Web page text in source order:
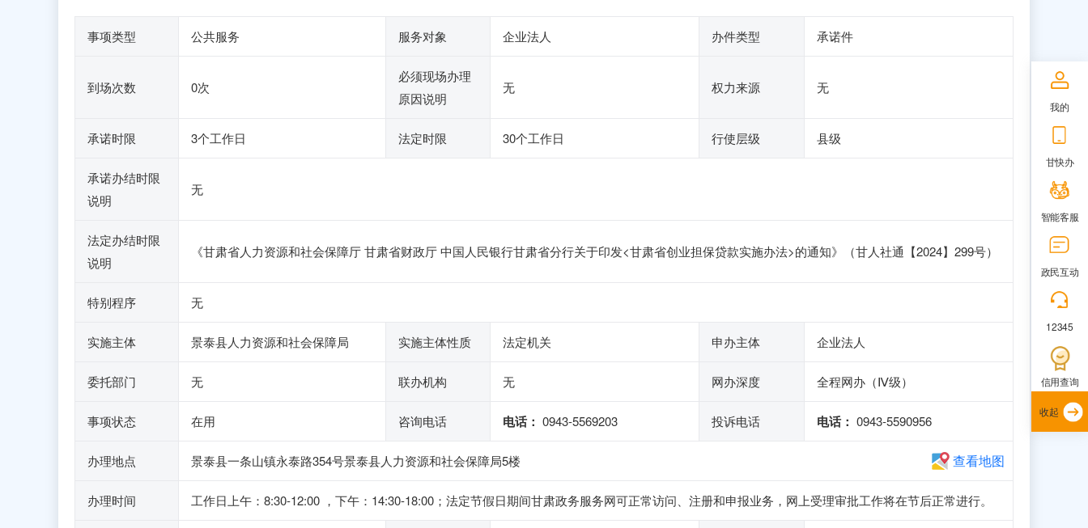
事项类型 公共服务 服务对象 企业法人 办件类型 承诺件
到场次数 0次
必须现场办理
原因说明
无 权力来源 无
承诺时限 3个工作日 法定时限 30个工作日 行使层级 县级
承诺办结时限
说明
无
法定办结时限
说明
《甘肃省人力资源和社会保障厅 甘肃省财政厅 中国人民银行甘肃省分行关于印发<甘肃省创业担保贷款实施办法>的通知》（甘人社通【2024】299号）
特别程序 无
实施主体 景泰县人力资源和社会保障局 实施主体性质 法定机关 申办主体 企业法人
委托部门 无 联办机构 无 网办深度 全程网办（Ⅳ级）
事项状态 在用 咨询电话 电话： 0943-5569203 投诉电话 电话： 0943-5590956
办理地点 景泰县一条山镇永泰路354号景泰县人力资源和社会保障局5楼 查看地图
办理时间 工作日上午：8:30-12:00 ，下午：14:30-18:00；法定节假日期间甘肃政务服务网可正常访问、注册和申报业务，网上受理审批工作将在节后正常进行。
我的
甘快办
智能客服
政民互动
12345
信用查询
收起